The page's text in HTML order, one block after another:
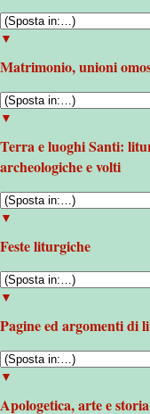
▼
Matrimonio, unioni
▼
Terra e luoghi Santi:
archeologiche e volti
▼
Feste liturgiche
▼
Pagine ed argomenti di
▼
Apologetica, arte e storia